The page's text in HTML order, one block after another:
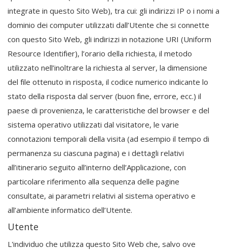
integrate in questo Sito Web), tra cui: gli indirizzi IP o i nomi a
dominio dei computer utilizzati dall’Utente che si connette
con questo Sito Web, gli indirizzi in notazione URI (Uniform
Resource Identifier), l’orario della richiesta, il metodo
utilizzato nell’inoltrare la richiesta al server, la dimensione
del file ottenuto in risposta, il codice numerico indicante lo
stato della risposta dal server (buon fine, errore, ecc.) il
paese di provenienza, le caratteristiche del browser e del
sistema operativo utilizzati dal visitatore, le varie
connotazioni temporali della visita (ad esempio il tempo di
permanenza su ciascuna pagina) e i dettagli relativi
all’itinerario seguito all’interno dell’Applicazione, con
particolare riferimento alla sequenza delle pagine
consultate, ai parametri relativi al sistema operativo e
all’ambiente informatico dell’Utente.
Utente
L'individuo che utilizza questo Sito Web che, salvo ove